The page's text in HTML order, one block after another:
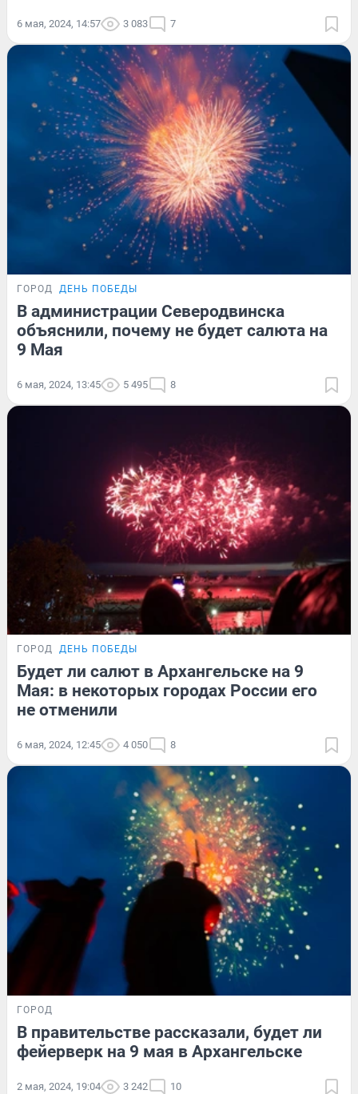
6 мая, 2024, 14:57 3 083 7
ГОРОД ДЕНЬ ПОБЕДЫ
В администрации Северодвинска
объяснили, почему не будет салюта на
9 Мая
6 мая, 2024, 13:45 5 495 8
ГОРОД ДЕНЬ ПОБЕДЫ
Будет ли салют в Архангельске на 9
Мая: в некоторых городах России его
не отменили
6 мая, 2024, 12:45 4 050 8
ГОРОД
В правительстве рассказали, будет ли
фейерверк на 9 мая в Архангельске
2 мая, 2024, 19:04 3 242 10